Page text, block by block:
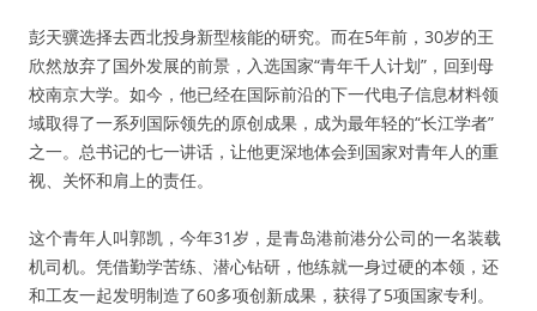
彭天骥选择去西北投身新型核能的研究。而在5年前，30岁的王
欣然放弃了国外发展的前景，入选国家“青年千人计划”，回到母
校南京大学。如今，他已经在国际前沿的下一代电子信息材料领
域取得了一系列国际领先的原创成果，成为最年轻的“长江学者”
之一。总书记的七一讲话，让他更深地体会到国家对青年人的重
视、关怀和肩上的责任。
这个青年人叫郭凯，今年31岁，是青岛港前港分公司的一名装载
机司机。凭借勤学苦练、潜心钻研，他练就一身过硬的本领，还
和工友一起发明制造了60多项创新成果，获得了5项国家专利。